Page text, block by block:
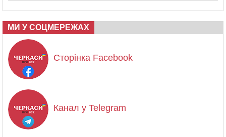
МИ У СОЦМЕРЕЖАХ
Сторінка Facebook
Канал у Telegram